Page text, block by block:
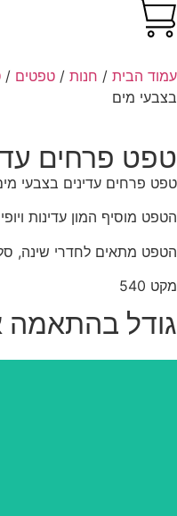
הבית/חנות/טפטים/
מים
פרחים
פרחים עדינים בצבעי
מוסיף המון עדינות
מתאים לחדרי שינה,
540
בהתאמה